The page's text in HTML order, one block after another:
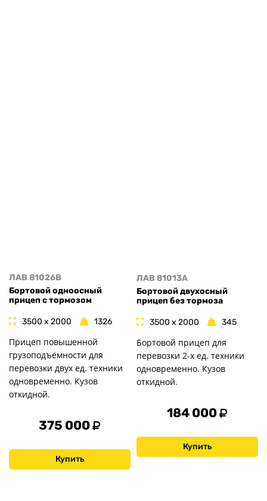
ЛАВ 81026B
Бортовой одноосный
прицеп с тормозом
3500 x 2000 1326
Прицеп повышенной
грузоподъёмности для
перевозки двух ед. техники
одновременно. Кузов
откидной.
375 000
Купить
ЛАВ 81013A
Бортовой двухосный
прицеп без тормоза
3500 x 2000 345
Бортовой прицеп для
перевозки 2-х ед. техники
одновременно. Кузов
откидной.
184 000
Купить